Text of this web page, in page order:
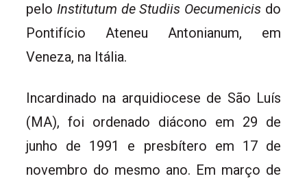
pelo Institutum de Studiis Oecumenicis do
Pontifício Ateneu Antonianum, em
Veneza, na Itália.
Incardinado na arquidiocese de São Luís
(MA), foi ordenado diácono em 29 de
junho de 1991 e presbítero em 17 de
novembro do mesmo ano. Em março de